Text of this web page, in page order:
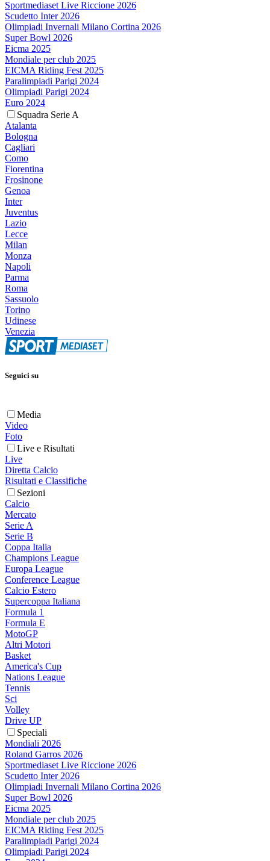
Sportmediaset Live Riccione 2026
Scudetto Inter 2026
Olimpiadi Invernali Milano Cortina 2026
Super Bowl 2026
Eicma 2025
Mondiale per club 2025
EICMA Riding Fest 2025
Paralimpiadi Parigi 2024
Olimpiadi Parigi 2024
Euro 2024
Squadra Serie A
Atalanta
Bologna
Cagliari
Como
Fiorentina
Frosinone
Genoa
Inter
Juventus
Lazio
Lecce
Milan
Monza
Napoli
Parma
Roma
Sassuolo
Torino
Udinese
Venezia
Seguici su
Media
Video
Foto
Live e Risultati
Live
Diretta Calcio
Risultati e Classifiche
Sezioni
Calcio
Mercato
Serie A
Serie B
Coppa Italia
Champions League
Europa League
Conference League
Calcio Estero
Supercoppa Italiana
Formula 1
Formula E
MotoGP
Altri Motori
Basket
America's Cup
Nations League
Tennis
Sci
Volley
Drive UP
Speciali
Mondiali 2026
Roland Garros 2026
Sportmediaset Live Riccione 2026
Scudetto Inter 2026
Olimpiadi Invernali Milano Cortina 2026
Super Bowl 2026
Eicma 2025
Mondiale per club 2025
EICMA Riding Fest 2025
Paralimpiadi Parigi 2024
Olimpiadi Parigi 2024